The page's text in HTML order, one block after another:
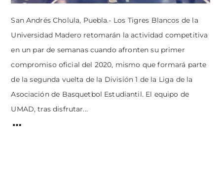
San Andrés Cholula, Puebla.- Los Tigres Blancos de la
Universidad Madero retomarán la actividad competitiva
en un par de semanas cuando afronten su primer
compromiso oficial del 2020, mismo que formará parte
de la segunda vuelta de la División 1 de la Liga de la
Asociación de Basquetbol Estudiantil. El equipo de
UMAD, tras disfrutar...